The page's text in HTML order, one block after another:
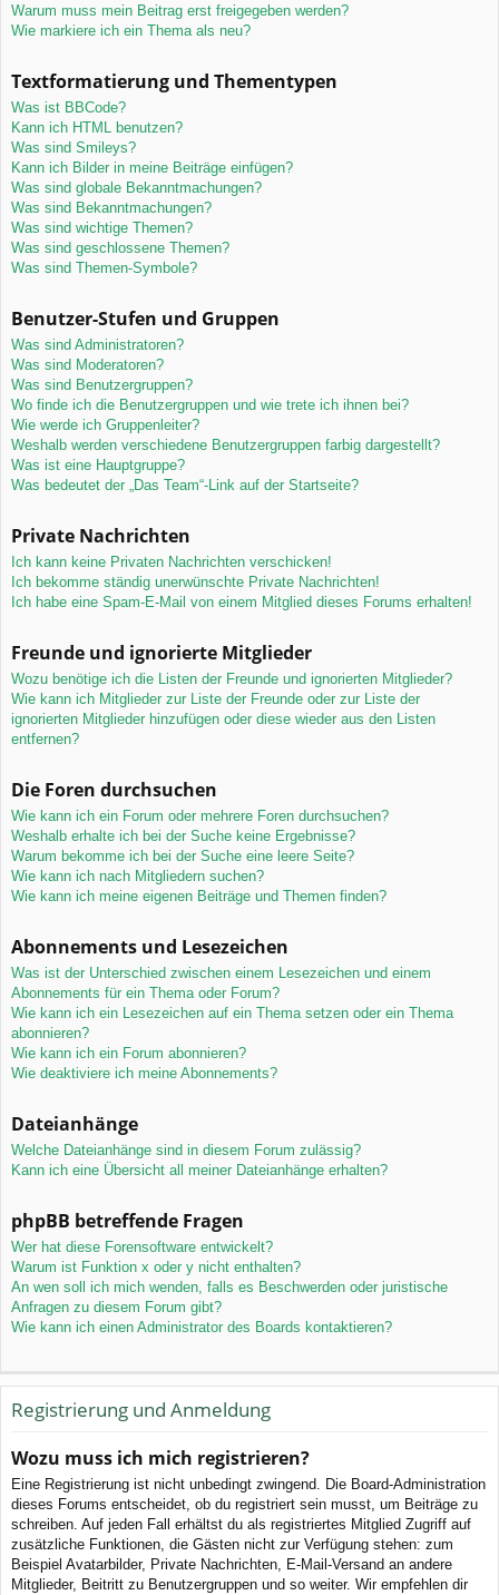
Warum muss mein Beitrag erst freigegeben werden?
Wie markiere ich ein Thema als neu?
Textformatierung und Thementypen
Was ist BBCode?
Kann ich HTML benutzen?
Was sind Smileys?
Kann ich Bilder in meine Beiträge einfügen?
Was sind globale Bekanntmachungen?
Was sind Bekanntmachungen?
Was sind wichtige Themen?
Was sind geschlossene Themen?
Was sind Themen-Symbole?
Benutzer-Stufen und Gruppen
Was sind Administratoren?
Was sind Moderatoren?
Was sind Benutzergruppen?
Wo finde ich die Benutzergruppen und wie trete ich ihnen bei?
Wie werde ich Gruppenleiter?
Weshalb werden verschiedene Benutzergruppen farbig dargestellt?
Was ist eine Hauptgruppe?
Was bedeutet der „Das Team“-Link auf der Startseite?
Private Nachrichten
Ich kann keine Privaten Nachrichten verschicken!
Ich bekomme ständig unerwünschte Private Nachrichten!
Ich habe eine Spam-E-Mail von einem Mitglied dieses Forums erhalten!
Freunde und ignorierte Mitglieder
Wozu benötige ich die Listen der Freunde und ignorierten Mitglieder?
Wie kann ich Mitglieder zur Liste der Freunde oder zur Liste der
ignorierten Mitglieder hinzufügen oder diese wieder aus den Listen
entfernen?
Die Foren durchsuchen
Wie kann ich ein Forum oder mehrere Foren durchsuchen?
Weshalb erhalte ich bei der Suche keine Ergebnisse?
Warum bekomme ich bei der Suche eine leere Seite?
Wie kann ich nach Mitgliedern suchen?
Wie kann ich meine eigenen Beiträge und Themen finden?
Abonnements und Lesezeichen
Was ist der Unterschied zwischen einem Lesezeichen und einem
Abonnements für ein Thema oder Forum?
Wie kann ich ein Lesezeichen auf ein Thema setzen oder ein Thema
abonnieren?
Wie kann ich ein Forum abonnieren?
Wie deaktiviere ich meine Abonnements?
Dateianhänge
Welche Dateianhänge sind in diesem Forum zulässig?
Kann ich eine Übersicht all meiner Dateianhänge erhalten?
phpBB betreffende Fragen
Wer hat diese Forensoftware entwickelt?
Warum ist Funktion x oder y nicht enthalten?
An wen soll ich mich wenden, falls es Beschwerden oder juristische
Anfragen zu diesem Forum gibt?
Wie kann ich einen Administrator des Boards kontaktieren?
Registrierung und Anmeldung
Wozu muss ich mich registrieren?
Eine Registrierung ist nicht unbedingt zwingend. Die Board-Administration
dieses Forums entscheidet, ob du registriert sein musst, um Beiträge zu
schreiben. Auf jeden Fall erhältst du als registriertes Mitglied Zugriff auf
zusätzliche Funktionen, die Gästen nicht zur Verfügung stehen: zum
Beispiel Avatarbilder, Private Nachrichten, E-Mail-Versand an andere
Mitglieder, Beitritt zu Benutzergruppen und so weiter. Wir empfehlen dir